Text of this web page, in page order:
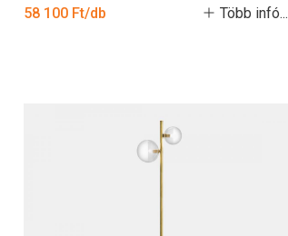
58 100 Ft/db
Több infó...